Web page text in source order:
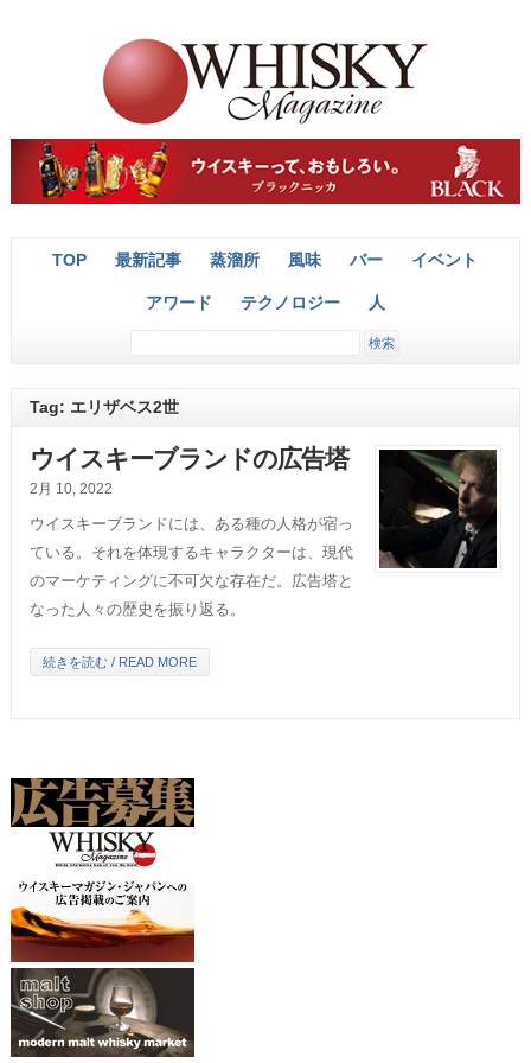
TOP 最新記事 蒸溜所 風味 バー イベント
アワード テクノロジー 人
Tag: エリザベス2世
ウイスキーブランドの広告塔
2月 10, 2022
ウイスキーブランドには、ある種の人格が宿っ
ている。それを体現するキャラクターは、現代
のマーケティングに不可欠な存在だ。広告塔と
なった人々の歴史を振り返る。
続きを読む / READ MORE